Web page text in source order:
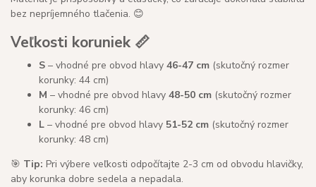
bez nepríjemného tlačenia. 😊
Veľkosti koruniek 📏
S – vhodné pre obvod hlavy 46-47 cm (skutočný rozmer
korunky: 44 cm)
M – vhodné pre obvod hlavy 48-50 cm (skutočný rozmer
korunky: 46 cm)
L – vhodné pre obvod hlavy 51-52 cm (skutočný rozmer
korunky: 48 cm)
🎯 Tip: Pri výbere veľkosti odpočítajte 2-3 cm od obvodu hlavičky,
aby korunka dobre sedela a nepadala.